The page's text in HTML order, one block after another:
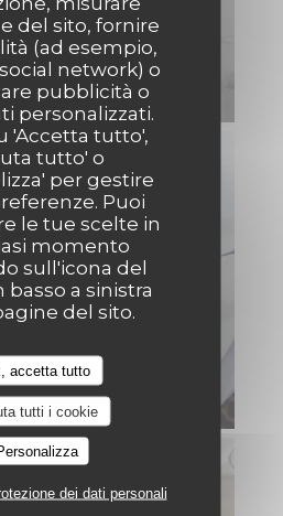
del sito, fornire
(ad esempio,
network) o
pubblicità o
personalizzati.
'Accetta tutto',
tutto' o
per gestire
Puoi
le tue scelte in
momento
sull'icona del
basso a sinistra
del sito.
accetta tutto
tutti i cookie
dei dati personali
2.JPG
Lounge